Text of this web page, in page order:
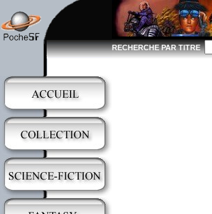
RECHERCHE PAR TITRE